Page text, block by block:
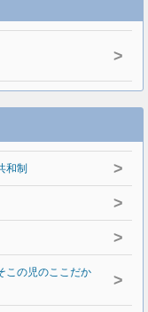
>
和制 >
>
>
この児のここだか
>